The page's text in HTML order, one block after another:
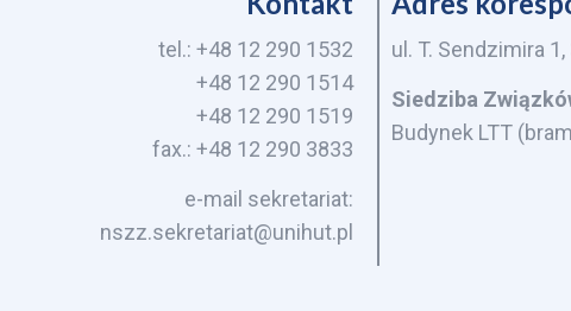
tel.: +48 12 290 1532
+48 12 290 1514
+48 12 290 1519
fax.: +48 12 290 3833
e-mail sekretariat:
nszz.sekretariat@unihut.pl
ul. T. Sendzimira
Siedziba
Budynek LTT